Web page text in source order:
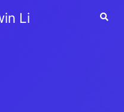
Li